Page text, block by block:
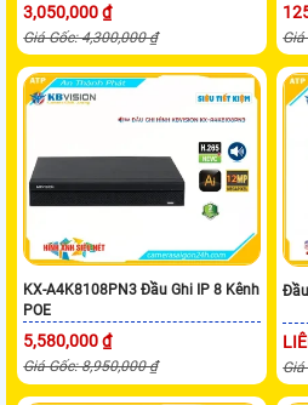
3,050,000 ₫
Giá Gốc: 4,300,000 ₫ Giá
KX-A4K8108PN3 Đầu Ghi IP 8 Kênh
POE
5,580,000 ₫
Giá Gốc: 8,950,000 ₫ Giá